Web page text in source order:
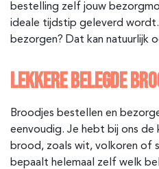
bestelling zelf jouw
ideale tijdstip geleverd wordt.
bezorgen? Dat kan natuurlijk
LEKKERE BELEGDE
Broodjes bestellen en
eenvoudig. Je hebt bij ons de
brood, zoals wit, volkoren of
bepaalt helemaal zelf welk